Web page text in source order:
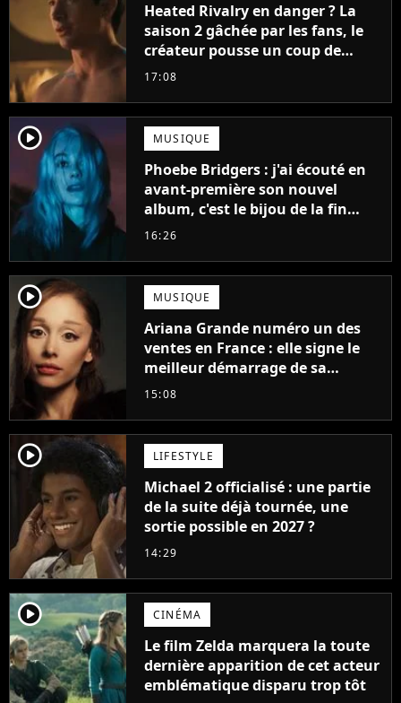
Heated Rivalry en danger ? La
saison 2 gâchée par les fans, le
créateur pousse un coup de
gueule
17:08
player2 MUSIQUE
Phoebe Bridgers : j'ai écouté en
avant-première son nouvel
album, c'est le bijou de la fin
d'été
16:26
player2 MUSIQUE
Ariana Grande numéro un des
ventes en France : elle signe le
meilleur démarrage de sa
carrière avec son album Petal
15:08
player2 LIFESTYLE
Michael 2 officialisé : une partie
de la suite déjà tournée, une
sortie possible en 2027 ?
14:29
player2 CINÉMA
Le film Zelda marquera la toute
dernière apparition de cet acteur
emblématique disparu trop tôt